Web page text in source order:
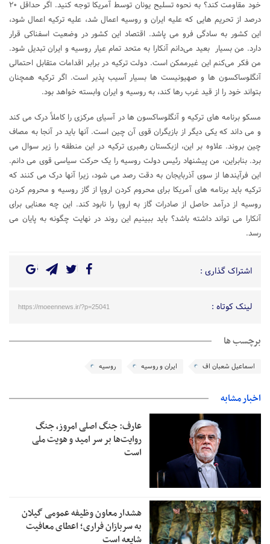
خود مقاومت کند؟ به نحوه تسلیح یونان توسط آمریکا توجه کنید. اگر حداقل ۲۰
درصد از تحریم هایی که علیه ایران و روسیه اعمال شد، علیه ترکیه اعمال شود،
این کشور به سادگی فرو می پاشد. اقتصاد این کشور در وضعیت اسفناکی قرار
دارد. من بسیار بعید می‌دانم آنکارا به متحد تمام عیار روسیه و ایران تبدیل شود.
من فکر می‌کنم این غیرممکن است. دولت ترکیه در برابر اقدامات متقابل احتمالی
آنگلوساکسون ها و صهیونیست ها بسیار آسیب پذیر است. اگر ترکیه همچنان
بتواند خود را از قید غرب رها کند، به روسیه و ایران وابسته خواهد بود.
مسکو برنامه های ترکیه و آنگلوساکسون ها در آسیای مرکزی را کاملاً درک می کند
و می داند که یکی دیگر از بازیگران قوی آن چین است. آنها باید در آنجا به مصاف
چین بروند. علاوه بر این، ازبکستان رهبری ترکیه در این منطقه را زیر سوال می
برد. بنابراین، من پیشنهاد رئیس دولت روسیه را یک حرکت سیاسی قوی می دانم.
این فرآیندها از سوی آذربایجان به دقت رصد می شود، زیرا آنها درک می کنند که
ترکیه باید برنامه های آمریکا برای محروم کردن اروپا از گاز روسیه و محروم کردن
روسیه از درآمد حاصل از صادرات گاز به اروپا را نابود کند. این چه معنایی برای
آنکارا می تواند داشته باشد؟ باید ببینیم این روند در نهایت چگونه به پایان می
رسد.
اشتراک گذاری :
لینک کوتاه : https://moeennews.ir/?p=25041
برچسب ها
اسماعیل شعبان اف ایران و روسیه روسیه
اخبار مشابه
عارف: جنگ اصلی امروز، جنگ
روایت‌ها بر سر امید و هویت ملی
است
هشدار معاون وظیفه عمومی گیلان
به سربازان فراری؛ اعطای معافیت
شایعه است